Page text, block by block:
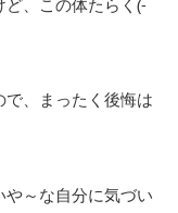
、まったく後悔は
～な自分に気づい